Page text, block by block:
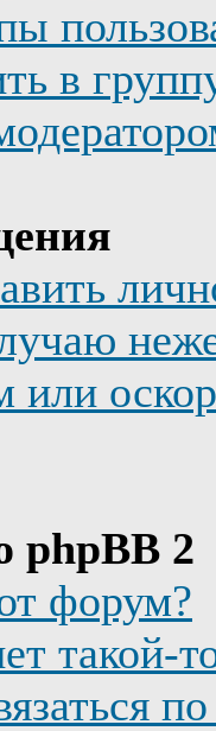
в
или
phpBB 2
форум?
такой-